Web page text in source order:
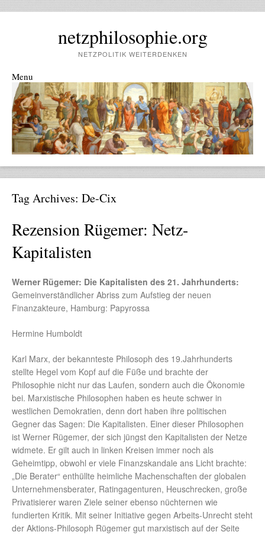
netzphilosophie.org
NETZPOLITIK WEITERDENKEN
Menu
Skip to content
Tag Archives: De-Cix
Rezension Rügemer: Netz-
Kapitalisten
Werner Rügemer: Die Kapitalisten des 21. Jahrhunderts:
Gemeinverständlicher Abriss zum Aufstieg der neuen
Finanzakteure, Hamburg: Papyrossa
Hermine Humboldt
Karl Marx, der bekannteste Philosoph des 19.Jahrhunderts
stellte Hegel vom Kopf auf die Füße und brachte der
Philosophie nicht nur das Laufen, sondern auch die Ökonomie
bei. Marxistische Philosophen haben es heute schwer in
westlichen Demokratien, denn dort haben ihre politischen
Gegner das Sagen: Die Kapitalisten. Einer dieser Philosophen
ist Werner Rügemer, der sich jüngst den Kapitalisten der Netze
widmete. Er gilt auch in linken Kreisen immer noch als
Geheimtipp, obwohl er viele Finanzskandale ans Licht brachte:
„Die Berater“ enthüllte heimliche Machenschaften der globalen
Unternehmensberater, Ratingagenturen, Heuschrecken, große
Privatisierer waren Ziele seiner ebenso nüchternen wie
fundierten Kritik. Mit seiner Initiative gegen Arbeits-Unrecht steht
der Aktions-Philosoph Rügemer gut marxistisch auf der Seite